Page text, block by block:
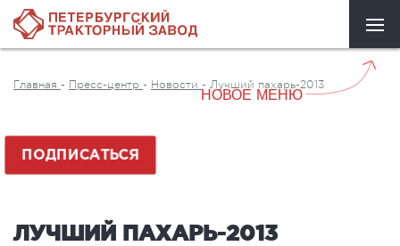
НОВОЕ МЕНЮ
Главная - Пресс-центр - Новости - Лучший пахарь-2013
ПОДПИСАТЬСЯ
ЛУЧШИЙ ПАХАРЬ-2013